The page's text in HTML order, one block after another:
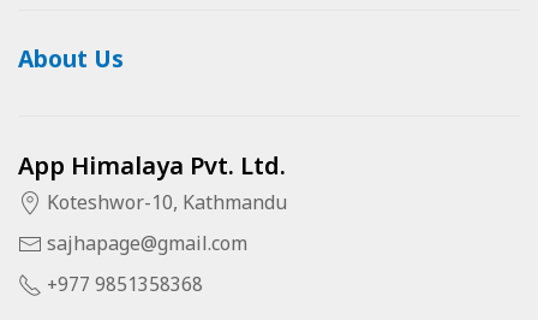
About Us
App Himalaya Pvt. Ltd.
Koteshwor-10, Kathmandu
sajhapage@gmail.com
+977 9851358368